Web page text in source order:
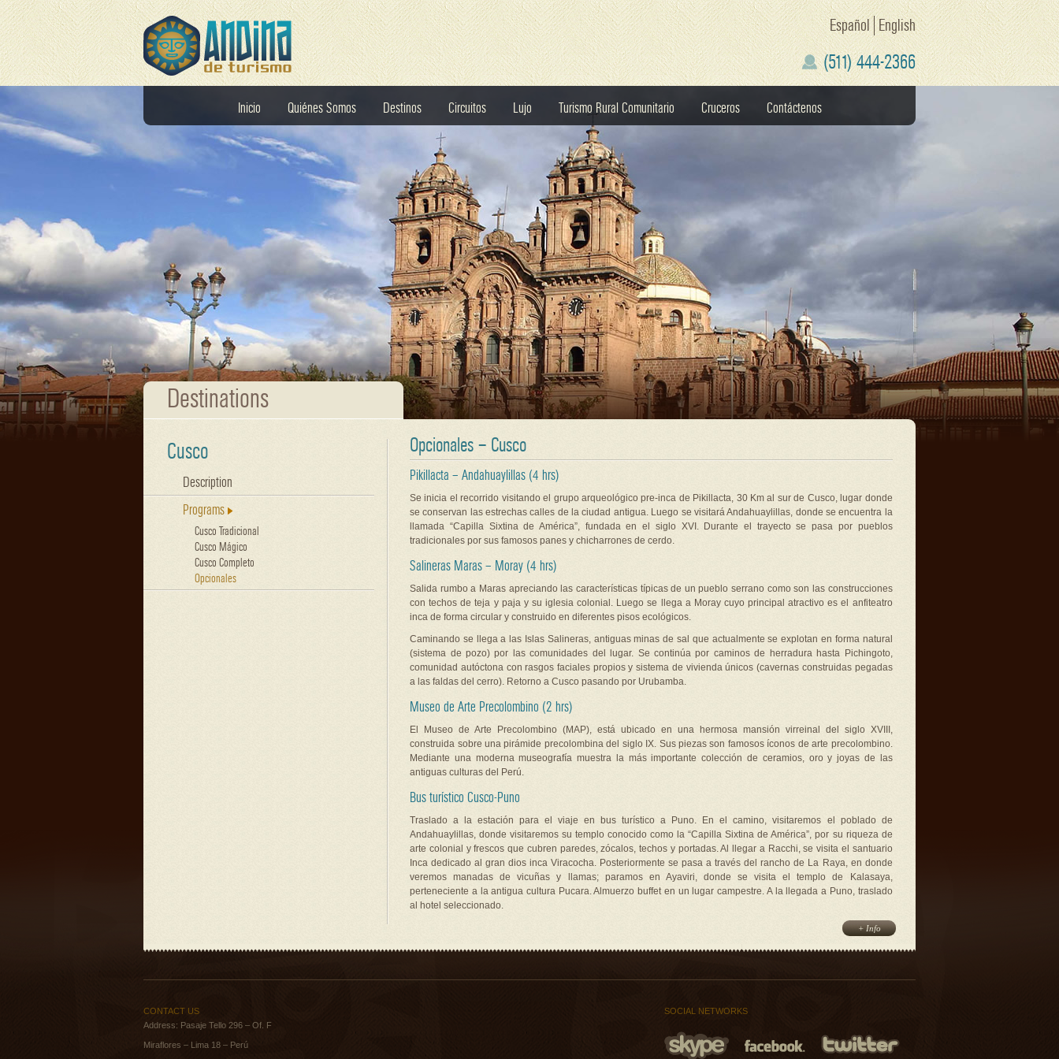
English
Español
(511) 444-2366
Inicio Quiénes Somos Destinos Circuitos Lujo Turismo Rural Comunitario Cruceros Contáctenos
Destinations
Cusco
Description
Programs
Cusco Tradicional
Cusco Mágico
Cusco Completo
Opcionales
Opcionales – Cusco
Pikillacta – Andahuaylillas (4 hrs)
Se inicia el recorrido visitando el grupo arqueológico pre-inca de Pikillacta, 30 Km al sur de Cusco, lugar donde
se conservan las estrechas calles de la ciudad antigua. Luego se visitará Andahuaylillas, donde se encuentra la
llamada “Capilla Sixtina de América”, fundada en el siglo XVI. Durante el trayecto se pasa por pueblos
tradicionales por sus famosos panes y chicharrones de cerdo.
Salineras Maras – Moray (4 hrs)
Salida rumbo a Maras apreciando las características típicas de un pueblo serrano como son las construcciones
con techos de teja y paja y su iglesia colonial. Luego se llega a Moray cuyo principal atractivo es el anfiteatro
inca de forma circular y construido en diferentes pisos ecológicos.
Caminando se llega a las Islas Salineras, antiguas minas de sal que actualmente se explotan en forma natural
(sistema de pozo) por las comunidades del lugar. Se continúa por caminos de herradura hasta Pichingoto,
comunidad autóctona con rasgos faciales propios y sistema de vivienda únicos (cavernas construidas pegadas
a las faldas del cerro). Retorno a Cusco pasando por Urubamba.
Museo de Arte Precolombino (2 hrs)
El Museo de Arte Precolombino (MAP), está ubicado en una hermosa mansión virreinal del siglo XVIII,
construida sobre una pirámide precolombina del siglo IX. Sus piezas son famosos íconos de arte precolombino.
Mediante una moderna museografía muestra la más importante colección de ceramios, oro y joyas de las
antiguas culturas del Perú.
Bus turístico Cusco-Puno
Traslado a la estación para el viaje en bus turístico a Puno. En el camino, visitaremos el poblado de
Andahuaylillas, donde visitaremos su templo conocido como la “Capilla Sixtina de América”, por su riqueza de
arte colonial y frescos que cubren paredes, zócalos, techos y portadas. Al llegar a Racchi, se visita el santuario
Inca dedicado al gran dios inca Viracocha. Posteriormente se pasa a través del rancho de La Raya, en donde
veremos manadas de vicuñas y llamas; paramos en Ayaviri, donde se visita el templo de Kalasaya,
perteneciente a la antigua cultura Pucara. Almuerzo buffet en un lugar campestre. A la llegada a Puno, traslado
al hotel seleccionado.
CONTACT US
Address: Pasaje Tello 296 – Of. F
Miraflores – Lima 18 – Perú
SOCIAL NETWORKS